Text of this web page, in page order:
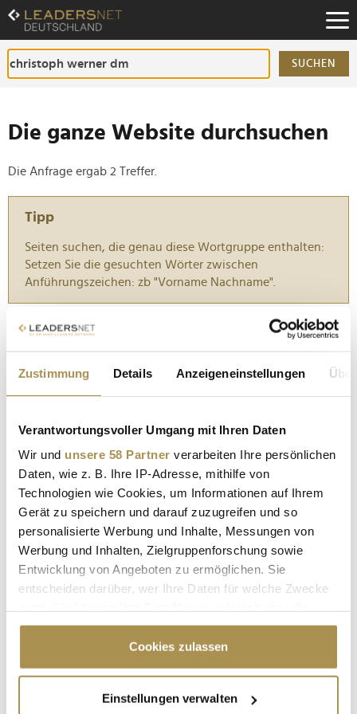
Zustimmung Details Anzeigeneinstellungen
Verantwortungsvoller Umgang mit Ihren Daten
Wir und unsere 58 Partner verarbeiten Ihre persönlichen
Daten, wie z. B. Ihre IP-Adresse, mithilfe von
Technologien wie Cookies, um Informationen auf Ihrem
Gerät zu speichern und darauf zuzugreifen und so
personalisierte Werbung und Inhalte, Messungen von
Werbung und Inhalten, Zielgruppenforschung sowie
Entwicklung von Angeboten zu ermöglichen. Sie
entscheiden darüber, wer Ihre Daten für welche Zwecke
Cookie-Erklärung oder durch Klicken auf das Privacy
Trigger Symbol ändern oder widerrufen
Informationen über Ihre geografische Lage
Cookies zulassen
Einstellungen verwalten
Zum
Inhalt
Zur
Fußzeilen-
Navigation
SUCHEN
Die ganze Website durchsuchen
Die Anfrage ergab 2 Treffer.
Tipp
Seiten suchen, die genau diese Wortgruppe enthalten:
Setzen Sie die gesuchten Wörter zwischen
Anführungszeichen: zb "Vorname Nachname".
WoMen on Top Christmas Edition 2025: Dressur-
Ikone Isabell Werth, Bitpanda-CEO Eric Demuth
und...
NEWS | 23.11.2025
Die WoMen on Top Christmas Edition 2025 im eleganten
atmosphärisch und gesellschaftlich. Vor rund 120 Gästen aus
Wirtschaft, Politik, Kultur und Medien zeigten Franca Lehfeldt
und Nena Brockhaus, warum WoMen on Top längst zu den
relevantesten...
dm startet eigene Online-Apotheke für rezeptfreie
Medikamente
Unternehmen einen Milliardenmarkt erobern – und könnte
damit die Gesundheitsbranche nachhaltig verändern. Die
größte deutsche Drogeriemarktkette dm plant ab Sommer